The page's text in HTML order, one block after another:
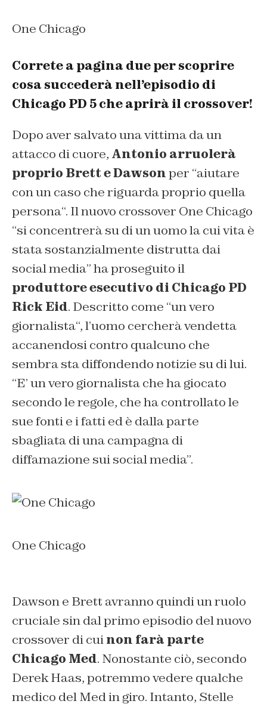
One Chicago
Correte a pagina due per scoprire
cosa succederà nell’episodio di
Chicago PD 5 che aprirà il crossover!
Dopo aver salvato una vittima da un
attacco di cuore, Antonio arruolerà
proprio Brett e Dawsonper “aiutare
con un caso che riguarda proprio quella
persona“. Il nuovo crossover One Chicago
“si concentrerà su di un uomo la cui vita è
stata sostanzialmente distrutta dai
social media” ha proseguito il
produttore esecutivo di Chicago PD
Rick Eid. Descritto come “un vero
giornalista“, l’uomo cercherà vendetta
accanendosi contro qualcuno che
sembra sta diffondendo notizie su di lui.
“E’ un vero giornalista che ha giocato
secondo le regole, che ha controllato le
sue fonti e i fatti ed è dalla parte
sbagliata di una campagna di
diffamazione sui social media”.
One Chicago
Dawson e Brett avranno quindi un ruolo
cruciale sin dal primo episodio del nuovo
crossover di cuinon farà parte
Chicago Med. Nonostante ciò, secondo
Derek Haas, potremmo vedere qualche
medico del Med in giro. Intanto, Stelle